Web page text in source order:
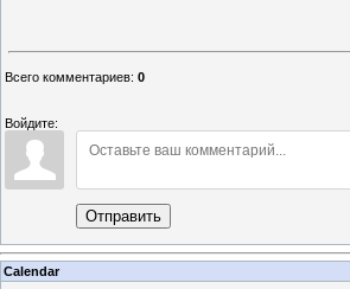
Всего комментариев: 0
Войдите:
Отправить
Calendar